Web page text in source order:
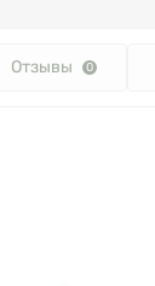
Отзывы 0